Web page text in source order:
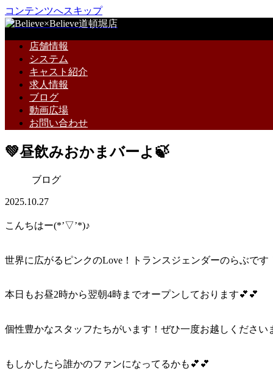
コンテンツへスキップ
店舗情報
システム
キャスト紹介
求人情報
ブログ
動画広場
お問い合わせ
💚昼飲みおかまバーよ🍃
ブログ
2025.10.27
こんちはー(*’▽’*)♪
世界に広がるピンクのLove！トランスジェンダーのらぶです
本日もお昼2時から翌朝4時までオープンしております︎💕︎︎💕︎
個性豊かなスタッフたちがいます！ぜひ一度お越しください
もしかしたら誰かのファンになってるかも︎💕︎︎💕︎